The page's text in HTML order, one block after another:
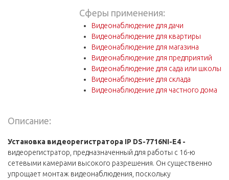
Сферы применения:
Видеонаблюдение для дачи
Видеонаблюдение для квартиры
Видеонаблюдение для магазина
Видеонаблюдение для предприятий
Видеонаблюдение для сада или школы
Видеонаблюдение для склада
Видеонаблюдение для частного дома
Описание:
Установка видеорегистратора IP DS-7716NI-E4 -
видеорегистратор, предназначенный для работы с 16-ю
сетевыми камерами высокого разрешения. Он существенно
упрощает монтаж видеонаблюдения, поскольку